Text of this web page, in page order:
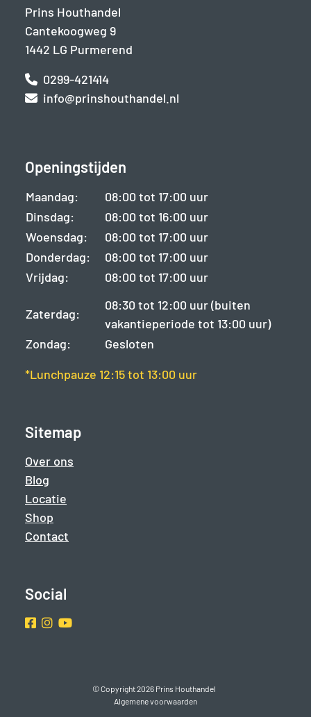
Prins Houthandel
Cantekoogweg 9
1442 LG Purmerend
0299-421414
info@prinshouthandel.nl
Openingstijden
Maandag:
08:00 tot 17:00 uur
Dinsdag:
08:00 tot 16:00 uur
Woensdag:
08:00 tot 17:00 uur
Donderdag:
08:00 tot 17:00 uur
Vrijdag:
08:00 tot 17:00 uur
Zaterdag:
08:30 tot 12:00 uur (buiten
vakantieperiode tot 13:00 uur)
Zondag:
Gesloten
*Lunchpauze 12:15 tot 13:00 uur
Sitemap
Over ons
Blog
Locatie
Shop
Contact
Social
Facebook
Instragram
Youtube
© Copyright 2026 Prins Houthandel
Algemene voorwaarden